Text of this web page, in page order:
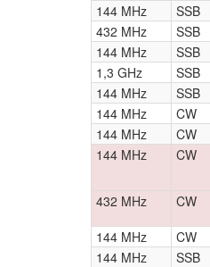
144 MHz
SSB
432 MHz
SSB
144 MHz
SSB
1,3 GHz
SSB
144 MHz
SSB
144 MHz
CW
144 MHz
CW
144 MHz
CW
432 MHz CW
144 MHz CW
144 MHz
SSB